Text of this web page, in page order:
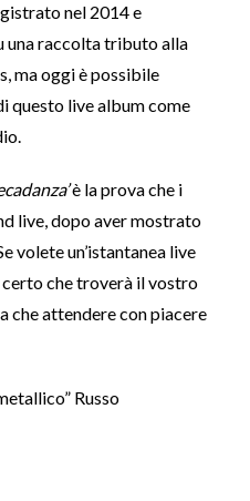
nel 2014 e
una raccolta tributo alla
ma oggi è possibile
questo live album come
è la prova che i
live, dopo aver mostrato
volete un’istantanea live
che troverà il vostro
che attendere con piacere
Russo